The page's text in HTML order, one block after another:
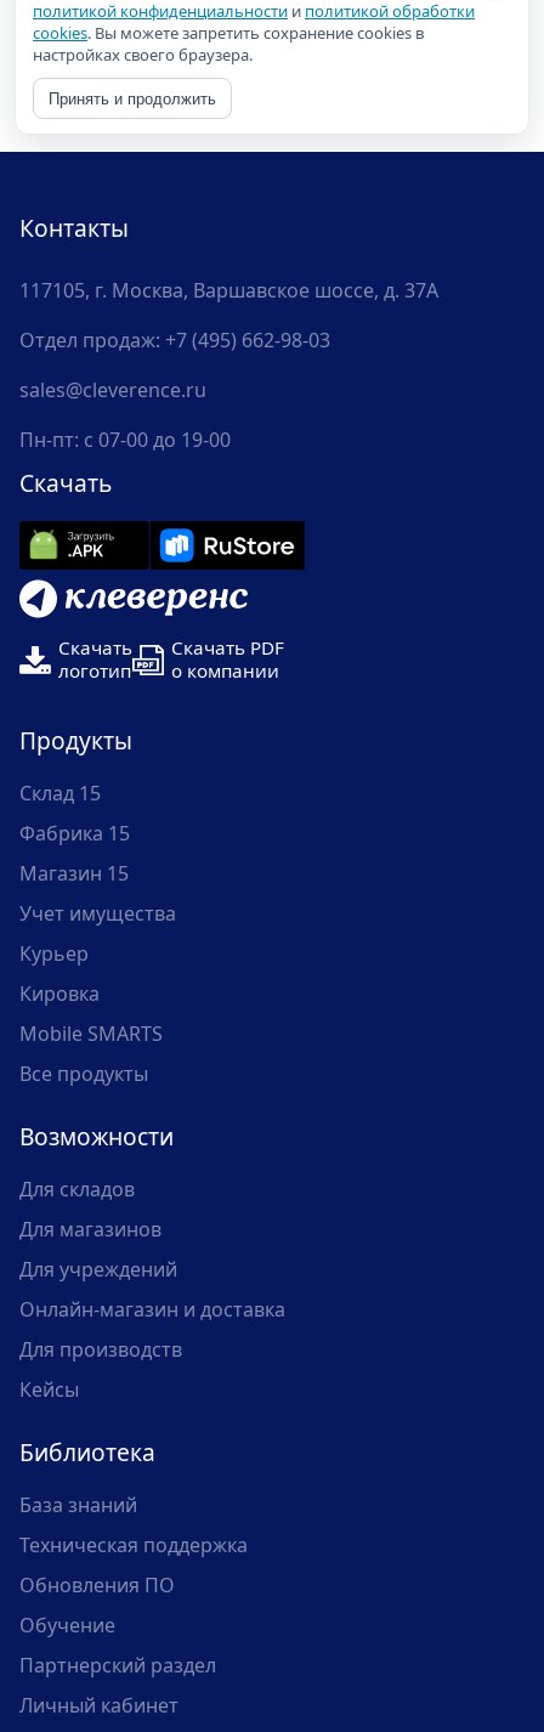
политикой конфиденциальности и политикой обработки
cookies. Вы можете запретить сохранение cookies в
настройках своего браузера.
Принять и продолжить
Контакты
117105, г. Москва, Варшавское шоссе, д. 37А
Отдел продаж: +7 (495) 662-98-03
sales@cleverence.ru
Пн-пт: с 07-00 до 19-00
Скачать
Скачать
логотип
Скачать PDF
о компании
Продукты
Склад 15
Фабрика 15
Магазин 15
Учет имущества
Курьер
Кировка
Mobile SMARTS
Все продукты
Возможности
Для складов
Для магазинов
Для учреждений
Онлайн-магазин и доставка
Для производств
Кейсы
Библиотека
База знаний
Техническая поддержка
Обновления ПО
Обучение
Партнерский раздел
Личный кабинет